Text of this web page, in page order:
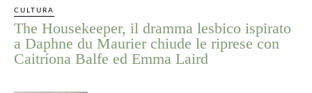
CULTURA
The Housekeeper, il dramma lesbico ispirato
a Daphne du Maurier chiude le riprese con
Caitríona Balfe ed Emma Laird